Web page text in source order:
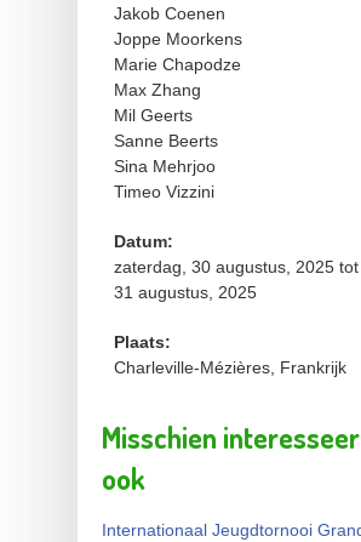
Jakob Coenen
Joppe Moorkens
Marie Chapodze
Max Zhang
Mil Geerts
Sanne Beerts
Sina Mehrjoo
Timeo Vizzini
Datum:
zaterdag, 30 augustus, 2025 tot
31 augustus, 2025
Plaats:
Charleville-Mézières, Frankrijk
Misschien
ook
Internationaal Jeugdtornooi